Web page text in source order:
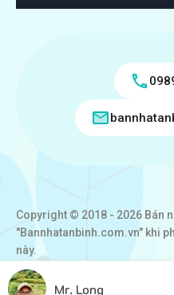
Copyright © 2018 - 2026 Bán
"Bannhatanbinh.com.vn" khi
này.
Mr. Long